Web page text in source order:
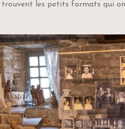
trouvent les petits formats qui